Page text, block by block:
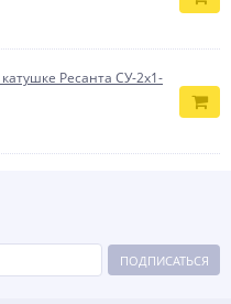
Ресанта СУ-2х1-
ПОДПИСАТЬСЯ